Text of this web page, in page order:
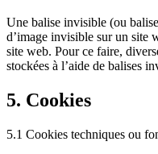
Une balise invisible (ou
d’image invisible sur un site
site web. Pour ce faire,
stockées à l’aide de balises
5. Cookies
5.1 Cookies techniques ou